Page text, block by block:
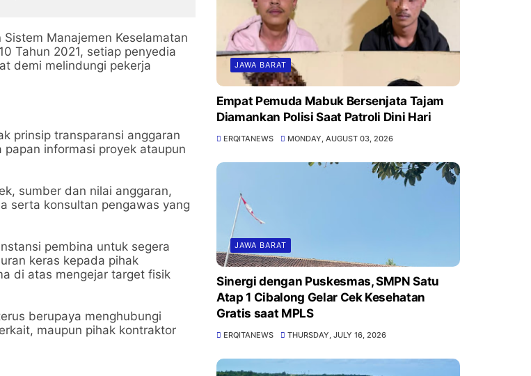
Manajemen Keselamatan
Tahun 2021, setiap penyedia
demi melindungi pekerja
prinsip transparansi anggaran
informasi proyek ataupun
sumber dan nilai anggaran,
serta konsultan pengawas yang
pembina untuk segera
keras kepada pihak
di atas mengejar target fisik
berupaya menghubungi
maupun pihak kontraktor
JAWA BARAT
Empat Pemuda Mabuk Bersenjata Tajam
Diamankan Polisi Saat Patroli Dini Hari
ERQITANEWS MONDAY, AUGUST 03, 2026
JAWA BARAT
Sinergi dengan Puskesmas, SMPN Satu
Atap 1 Cibalong Gelar Cek Kesehatan
Gratis saat MPLS
ERQITANEWS THURSDAY, JULY 16, 2026